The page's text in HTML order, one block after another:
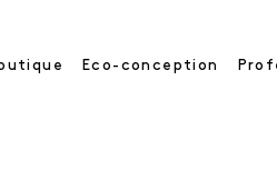
Eco-conception